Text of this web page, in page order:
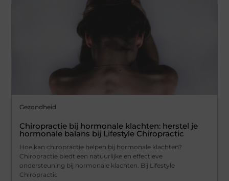
Gezondheid
Chiropractie bij hormonale klachten: herstel je
hormonale balans bij Lifestyle Chiropractic
Hoe kan chiropractie helpen bij hormonale klachten?
Chiropractie biedt een natuurlijke en effectieve
ondersteuning bij hormonale klachten. Bij Lifestyle
Chiropractic